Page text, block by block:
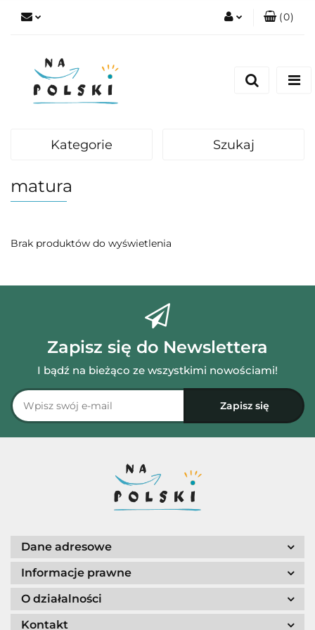
(0)
Kategorie Szukaj
matura
Brak produktów do wyświetlenia
Zapisz się do Newslettera
I bądź na bieżąco ze wszystkimi nowościami!
Dane adresowe
Informacje prawne
O działalności
Kontakt